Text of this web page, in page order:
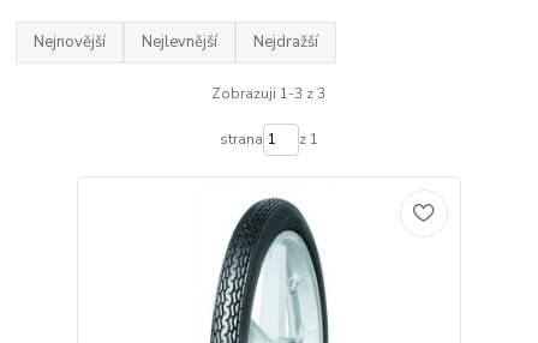
Nejnovější Nejlevnější Nejdražší
Zobrazuji 1-3 z 3
strana z 1